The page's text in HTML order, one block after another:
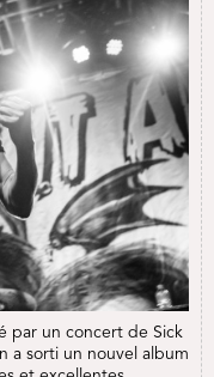
par un concert de Sick
a sorti un nouvel album